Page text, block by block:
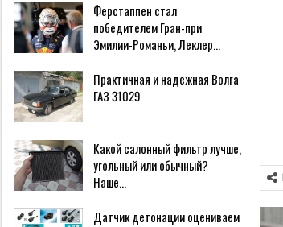
Ферстаппен стал
победителем Гран-при
Эмилии-Романьи, Леклер…
Практичная и надежная Волга
ГАЗ 31029
Какой салонный фильтр лучше,
угольный или обычный?
Наше…
Датчик детонации оцениваем